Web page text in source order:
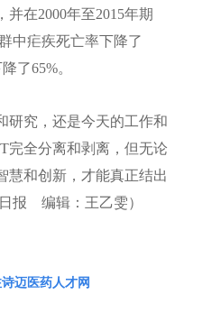
并在2000年至2015年期
中疟疾死亡率下降了
了65%。
研究，还是今天的工作和
完全分离和剥离，但无论
慧和创新，才能真正结出
报 编辑：王乙雯）
迈医药人才网